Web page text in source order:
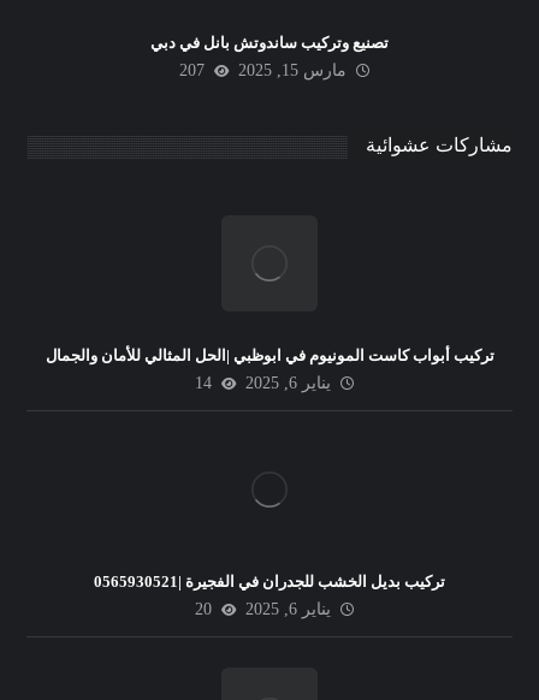
تصنيع وتركيب ساندوتش بانل في دبي
مارس 15, 2025
207
مشاركات عشوائية
تركيب أبواب كاست المونيوم في ابوظبي |الحل المثالي للأمان والجمال
يناير 6, 2025
14
تركيب بديل الخشب للجدران في الفجيرة |0565930521
يناير 6, 2025
20